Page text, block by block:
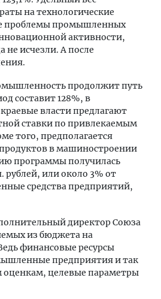
на технологические
проблемы промышленных
активности,
не исчезли. А после
продолжит путь
составит 128%, в
власти предлагают
ставки по привлекаемым
того, предполагается
в машиностроении
программы получилась
рублей, или около 3% от
средства предприятий,
директор Союза
из бюджета на
финансовые ресурсы
предприятия и так
оценкам, целевые параметры